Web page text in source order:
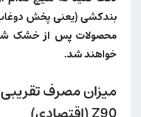
بندکشی (یعنی پخش
محصولات پس از خشک
خواهند شد.
میزان مصرف